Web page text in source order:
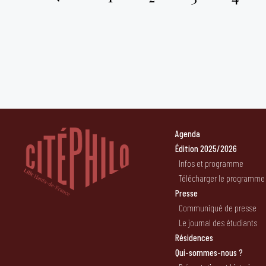
Agenda
Édition 2025/2026
Infos et programme
Télécharger le programme
Presse
Communiqué de presse
Le journal des étudiants
Résidences
Qui-sommes-nous ?